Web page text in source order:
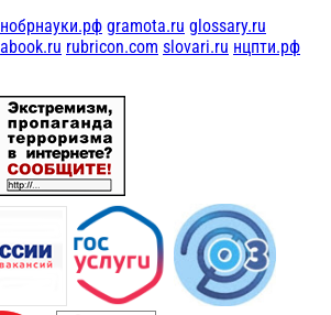
gramota.ru glossary.ru
rubricon.com slovari.ru нцпти.рф